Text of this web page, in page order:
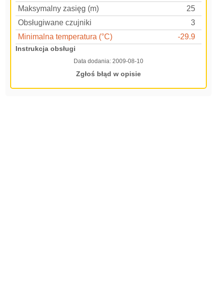
Maksymalny zasięg (m)
25
Obsługiwane czujniki
3
Minimalna temperatura (°C)
-29.9
Instrukcja obsługi
Data dodania: 2009-08-10
Zgłoś błąd w opisie